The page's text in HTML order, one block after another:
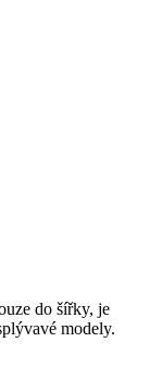
do šířky, je
modely.